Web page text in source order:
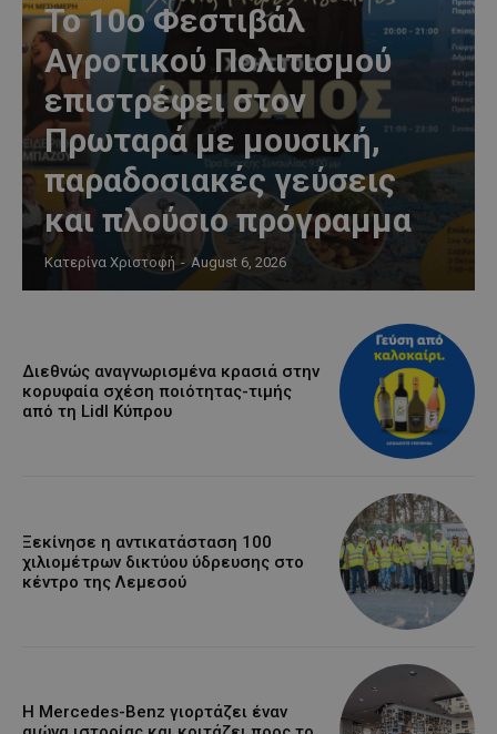
Το 10ο Φεστιβάλ
Αγροτικού Πολιτισμού
επιστρέφει στον
Πρωταρά με μουσική,
παραδοσιακές γεύσεις
και πλούσιο πρόγραμμα
Κατερίνα Χριστοφή - August 6, 2026
Διεθνώς αναγνωρισμένα κρασιά στην
κορυφαία σχέση ποιότητας-τιμής
από τη Lidl Κύπρου
Ξεκίνησε η αντικατάσταση 100
χιλιομέτρων δικτύου ύδρευσης στο
κέντρο της Λεμεσού
Η Mercedes-Benz γιορτάζει έναν